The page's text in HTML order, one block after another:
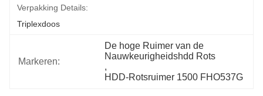
Verpakking Details:
Triplexdoos
Markeren:
De hoge Ruimer van de
Nauwkeurigheidshdd Rots
,
HDD-Rotsruimer 1500 FHO537G